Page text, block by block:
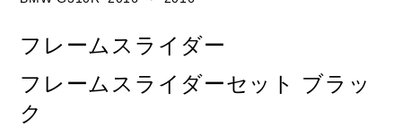
DUCATI
フレームスライダー
フレームスライダーセット ブラッ
ク